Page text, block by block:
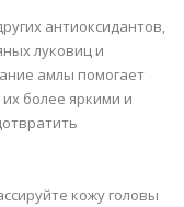
антиоксидантов,
луковиц и
амлы помогает
более яркими и
кожу головы